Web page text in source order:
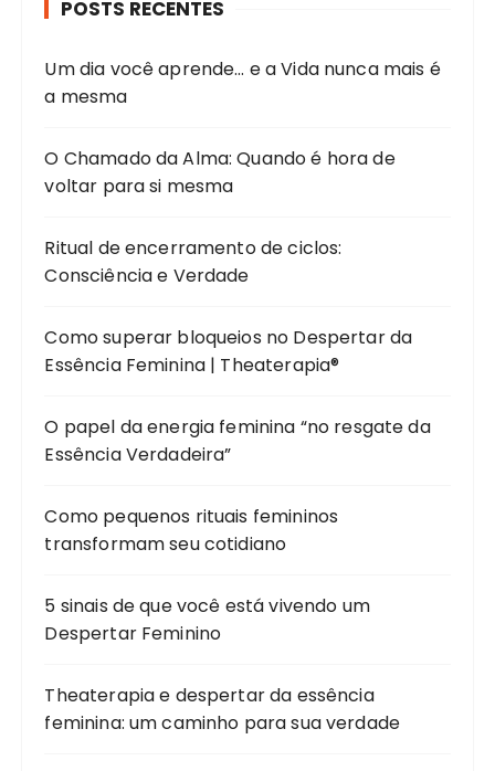
POSTS RECENTES
Um dia você aprende… e a Vida nunca mais é
a mesma
O Chamado da Alma: Quando é hora de
voltar para si mesma
Ritual de encerramento de ciclos:
Consciência e Verdade
Como superar bloqueios no Despertar da
Essência Feminina | Theaterapia®
O papel da energia feminina “no resgate da
Essência Verdadeira”
Como pequenos rituais femininos
transformam seu cotidiano
5 sinais de que você está vivendo um
Despertar Feminino
Theaterapia e despertar da essência
feminina: um caminho para sua verdade